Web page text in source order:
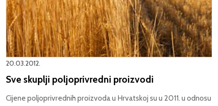
20.03.2012.
Sve skuplji poljoprivredni proizvodi
Cijene poljoprivrednih proizvoda u Hrvatskoj su u 2011. u odnosu